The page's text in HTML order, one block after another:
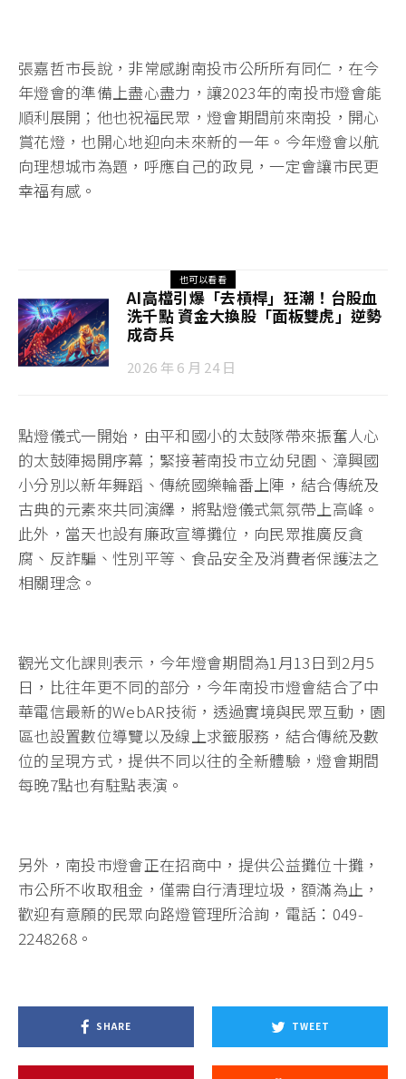
張嘉哲市長說，非常感謝南投市公所所有同仁，在今
年燈會的準備上盡心盡力，讓2023年的南投市燈會能
順利展開；他也祝福民眾，燈會期間前來南投，開心
賞花燈，也開心地迎向未來新的一年。今年燈會以航
向理想城市為題，呼應自己的政見，一定會讓市民更
幸福有感。
也可以看看
AI高檔引爆「去槓桿」狂潮！台股血
洗千點 資金大換股「面板雙虎」逆勢
成奇兵
2026 年 6 月 24 日
點燈儀式一開始，由平和國小的太鼓隊帶來振奮人心
的太鼓陣揭開序幕；緊接著南投市立幼兒園、漳興國
小分別以新年舞蹈、傳統國樂輪番上陣，結合傳統及
古典的元素來共同演繹，將點燈儀式氣氛帶上高峰。
此外，當天也設有廉政宣導攤位，向民眾推廣反貪
腐、反詐騙、性別平等、食品安全及消費者保護法之
相關理念。
觀光文化課則表示，今年燈會期間為1月13日到2月5
日，比往年更不同的部分，今年南投市燈會結合了中
華電信最新的WebAR技術，透過實境與民眾互動，園
區也設置數位導覽以及線上求籤服務，結合傳統及數
位的呈現方式，提供不同以往的全新體驗，燈會期間
每晚7點也有駐點表演。
另外，南投市燈會正在招商中，提供公益攤位十攤，
市公所不收取租金，僅需自行清理垃圾，額滿為止，
歡迎有意願的民眾向路燈管理所洽詢，電話：049-
2248268。
SHARE TWEET